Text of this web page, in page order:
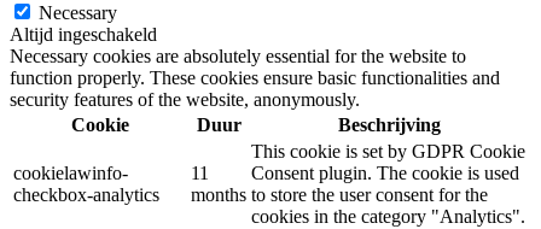
Necessary
Altijd ingeschakeld
Necessary cookies are absolutely essential for the website to
function properly. These cookies ensure basic functionalities and
security features of the website, anonymously.
Cookie
Duur Beschrijving
cookielawinfo-
checkbox-analytics
11
months
This cookie is set by GDPR Cookie
Consent plugin. The cookie is used
to store the user consent for the
cookies in the category "Analytics".